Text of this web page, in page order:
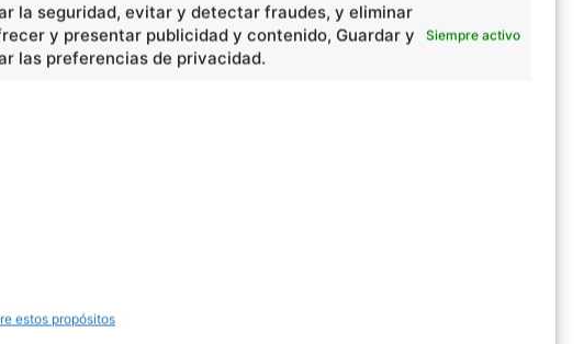
la seguridad, evitar y detectar fraudes, y eliminar
y presentar publicidad y contenido, Guardar y
las preferencias de privacidad.
Siempre activo
estos propósitos